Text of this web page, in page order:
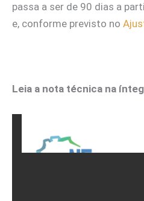
passa a ser de 90 dias a
e, conforme previsto no
Leia a nota técnica na